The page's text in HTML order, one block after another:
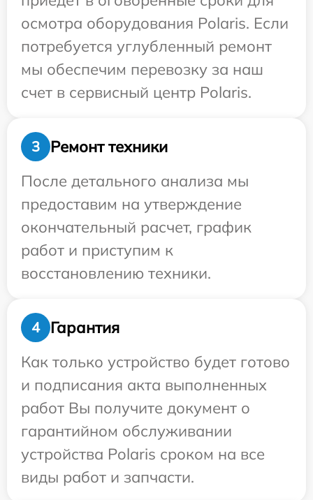
осмотра оборудования Polaris. Если
потребуется углубленный ремонт
мы обеспечим перевозку за наш
счет в сервисный центр Polaris.
3
Ремонт техники
После детального анализа мы
предоставим на утверждение
окончательный расчет, график
работ и приступим к
восстановлению техники.
4
Гарантия
Как только устройство будет готово
и подписания акта выполненных
работ Вы получите документ о
гарантийном обслуживании
устройства Polaris сроком на все
виды работ и запчасти.